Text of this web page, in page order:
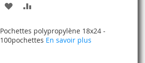
AJOUTER
MA
COMPARATEUR
Pochettes polypropylène 18x24 -
100pochettes En savoir plus